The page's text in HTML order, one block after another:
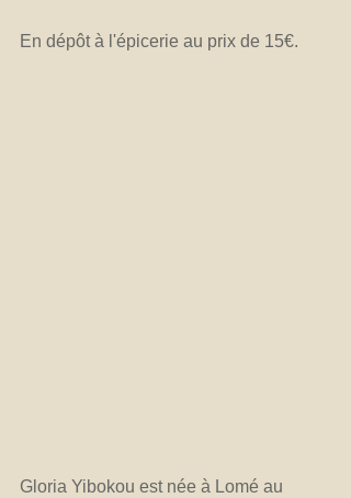
En dépôt à l'épicerie au prix de 15€.
Gloria Yibokou est née à Lomé au